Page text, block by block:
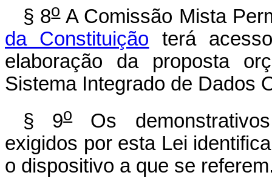
§ 8oA Comissão Mista
da Constituição terá
elaboração da proposta
Sistema Integrado de Dados
§ 9oOs
exigidos por esta Lei
o dispositivo a que se